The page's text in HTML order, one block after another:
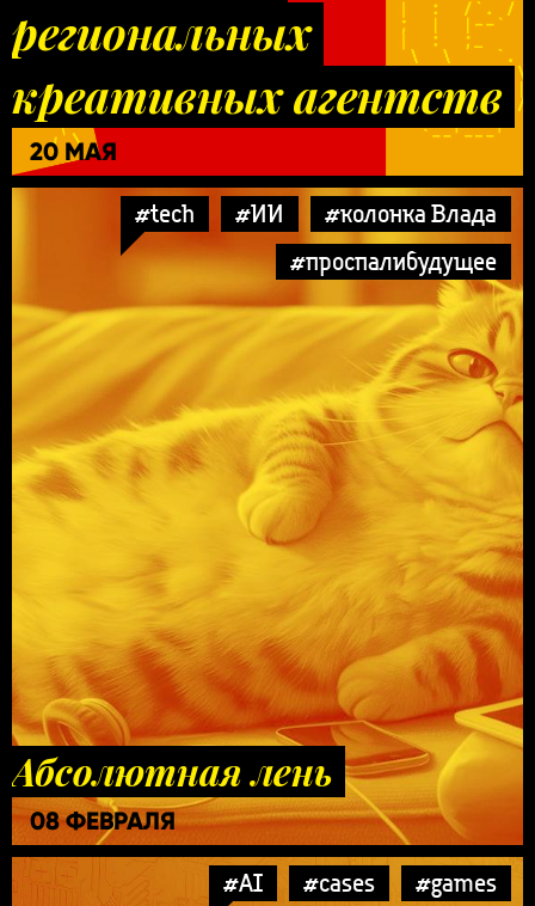
региональных
креативных агентств
20 МАЯ
#tech #ИИ
#колонка Влада
#проспалибудущее
Абсолютная лень
08 ФЕВРАЛЯ
#AI #cases #games